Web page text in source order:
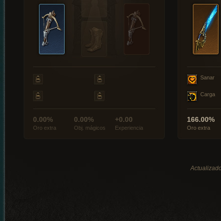
0.00%
Oro extra
0.00%
Obj. mágicos
+0.00
Experiencia
Sanar
Carga
166.00%
Oro extra